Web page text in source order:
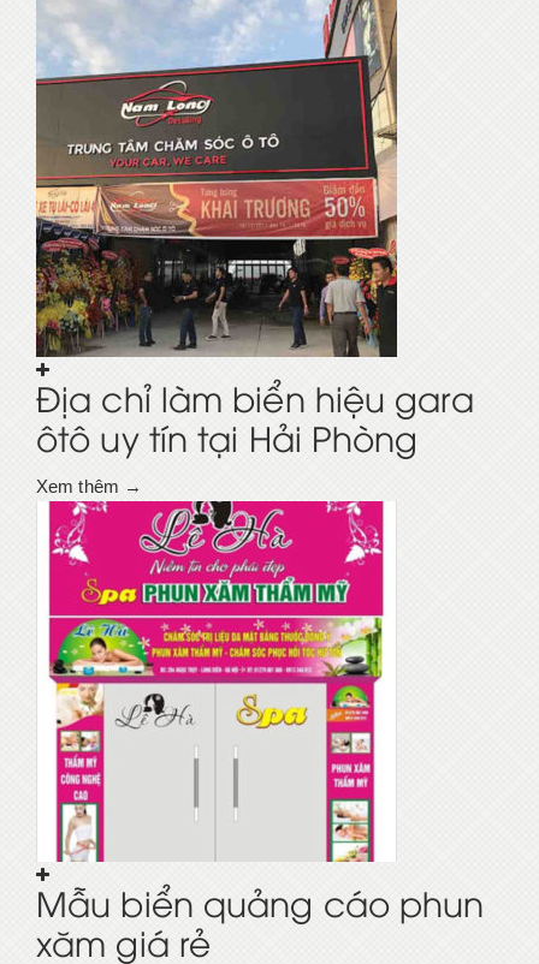
Địa chỉ làm biển hiệu gara
ôtô uy tín tại Hải Phòng
Xem thêm →
Mẫu biển quảng cáo phun
xăm giá rẻ